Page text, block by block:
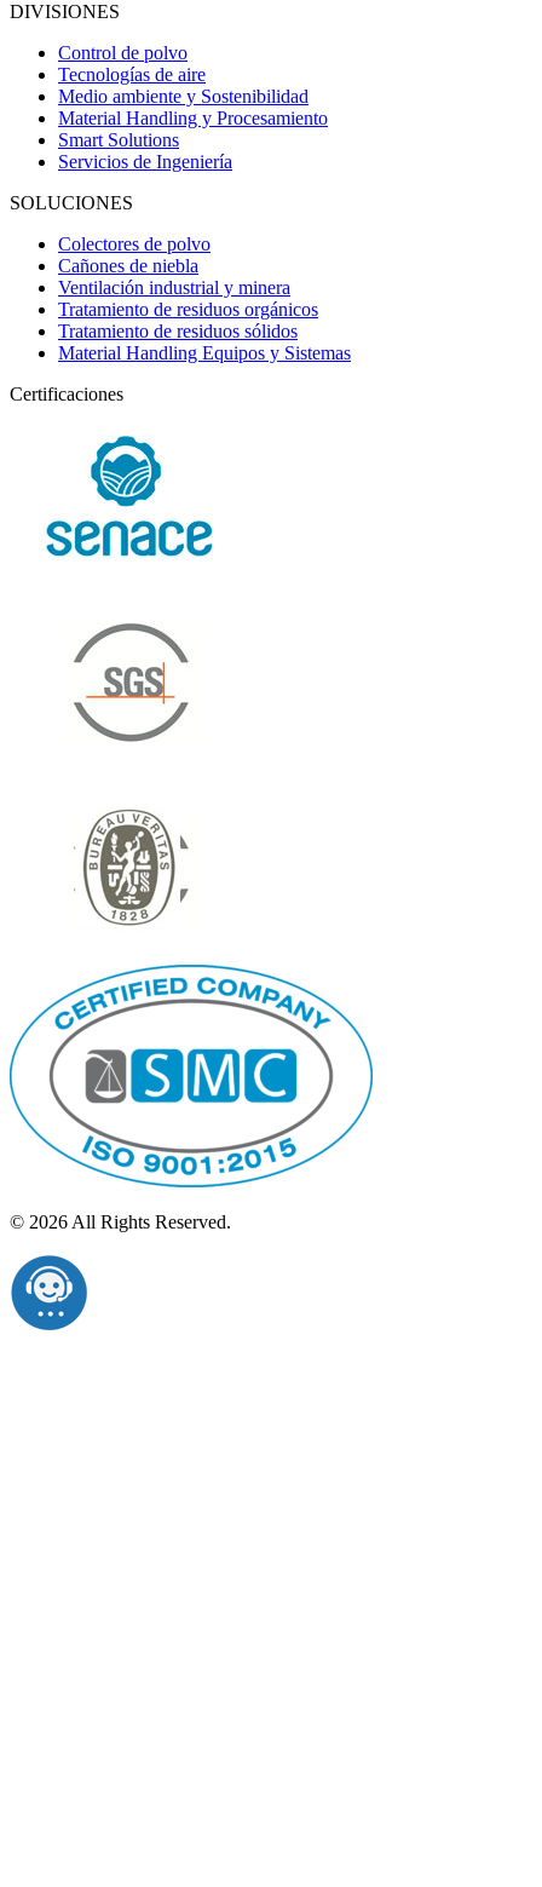
DIVISIONES
Control de polvo
Tecnologías de aire
Medio ambiente y Sostenibilidad
Material Handling y Procesamiento
Smart Solutions
Servicios de Ingeniería
SOLUCIONES
Colectores de polvo
Cañones de niebla
Ventilación industrial y minera
Tratamiento de residuos orgánicos
Tratamiento de residuos sólidos
Material Handling Equipos y Sistemas
Certificaciones
© 2026 All Rights Reserved.